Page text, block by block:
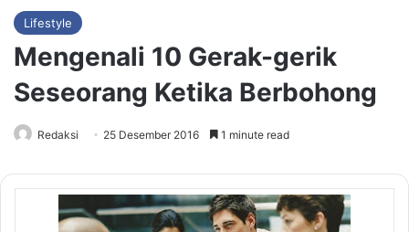
Lifestyle
Mengenali 10 Gerak-gerik
Seseorang Ketika Berbohong
Redaksi 25 Desember 2016 1 minute read